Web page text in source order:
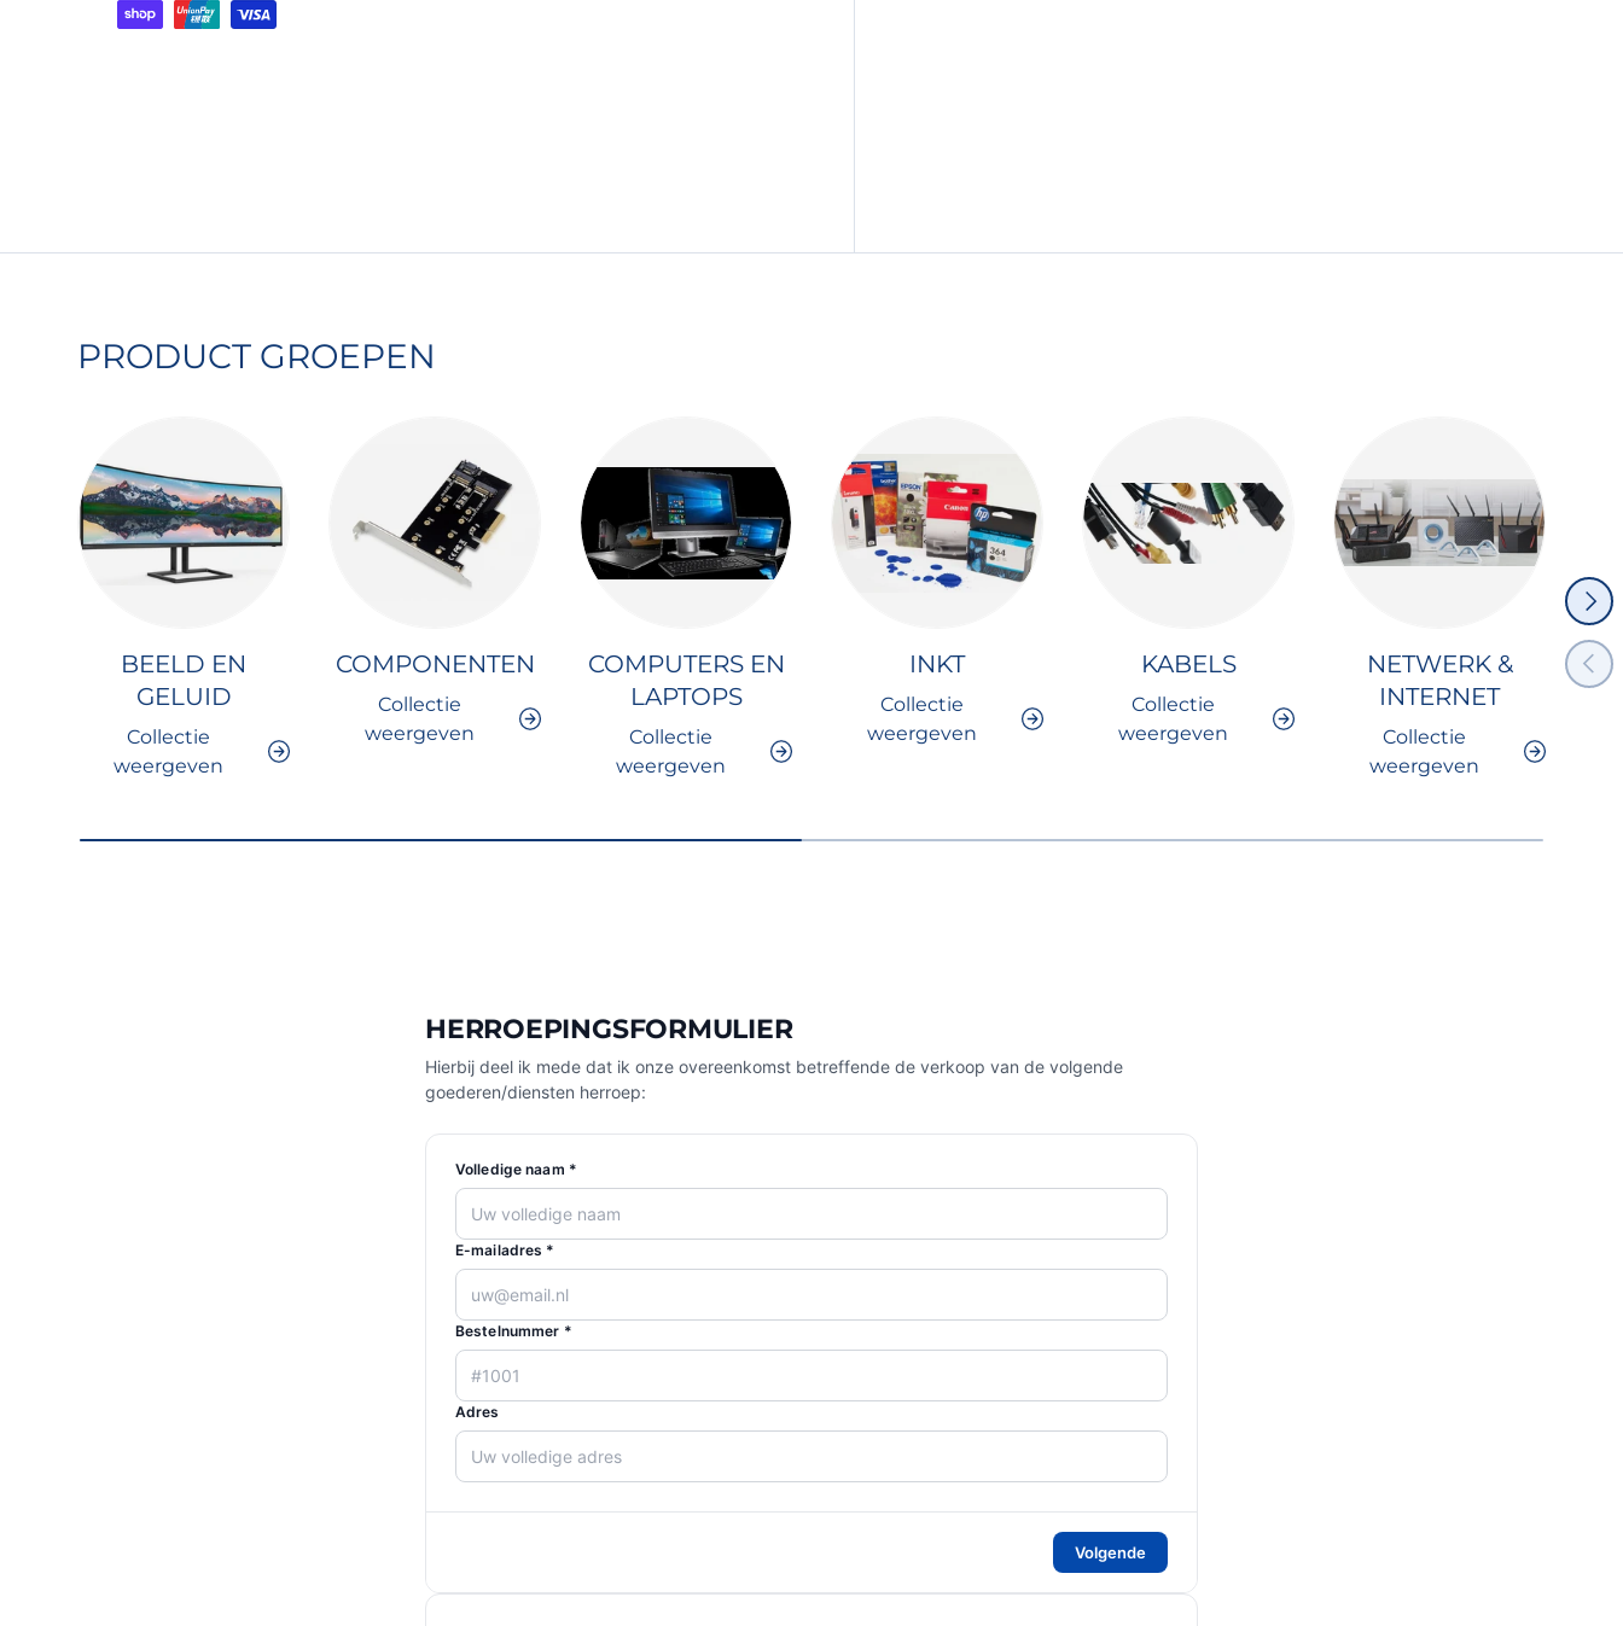
PRODUCT GROEPEN
BEELD EN
GELUID
Collectie
weergeven
COMPONENTEN
Collectie
weergeven
COMPUTERS EN
LAPTOPS
Collectie
weergeven
INKT
Collectie
weergeven
KABELS
Collectie
weergeven
NETWERK &
INTERNET
Collectie
weergeven
HERROEPINGSFORMULIER
Hierbij deel ik mede dat ik onze overeenkomst betreffende de verkoop van de volgende
goederen/diensten herroep:
Volledige naam *
E-mailadres *
Bestelnummer *
Adres
Volgende